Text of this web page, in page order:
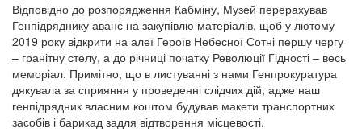
Відповідно до розпорядження Кабміну, Музей перерахував
Генпідряднику аванс на закупівлю матеріалів, щоб у лютому
2019 року відкрити на алеї Героїв Небесної Сотні першу чергу
– гранітну стелу, а до річниці початку Революції Гідності – весь
меморіал. Примітно, що в листуванні з нами Генпрокуратура
дякувала за сприяння у проведенні слідчих дій, адже наш
генпідрядник власним коштом будував макети транспортних
засобів і барикад задля відтворення місцевості.